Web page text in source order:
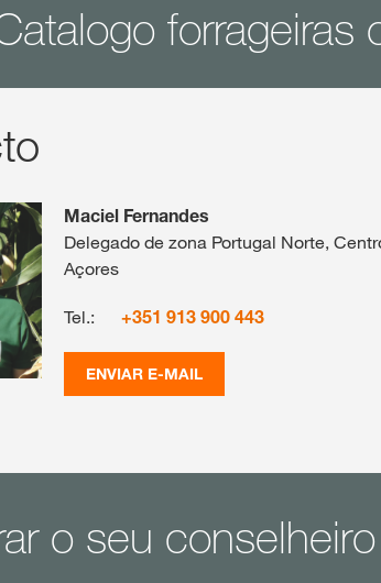
forrageiras
Maciel Fernandes
Delegado de zona Portugal Norte,
Açores
Tel.: +351 913 900 443
ENVIAR E-MAIL
o seu conselheiro